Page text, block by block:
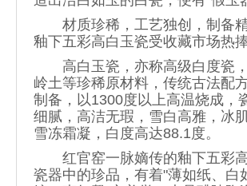
材质珍稀，工艺独创，制备
釉下五彩高白玉瓷受收藏市场热
高白玉瓷，亦称高级白度瓷
岭土等珍稀原材料，传统古法配
制备，以1300度以上高温烧成，
细腻，高洁无瑕，雪白高雅，冰
雪冻霜凝，白度高达88.1度。
红官窑一脉嫡传的釉下五彩
瓷器中的珍品，有着"薄如纸、白